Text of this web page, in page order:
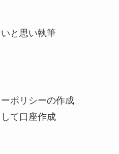
と思い執筆
ポリシーの作成
て口座作成